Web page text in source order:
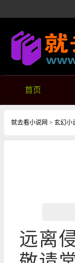
首页
就去看小说网 > 玄幻小
远离